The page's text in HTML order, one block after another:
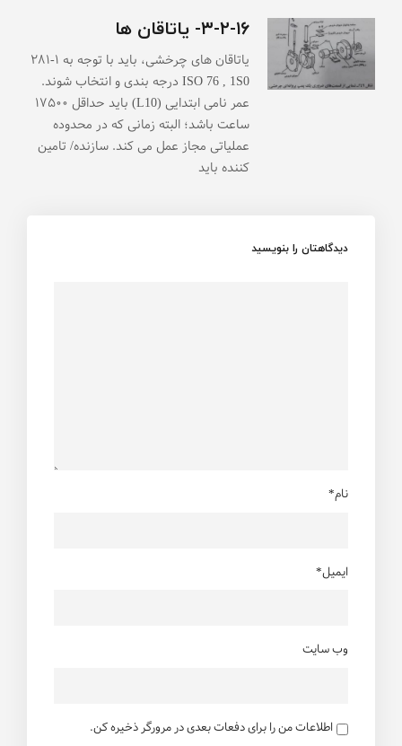
۳-۲-۱۶- یاتاقان ها
یاتاقان های چرخشی، باید با توجه به ۱-۲۸۱
ISO 76 , 1S0 درجه بندی و انتخاب شوند.
عمر نامی ابتدایی (L10) باید حداقل ۱۷۵۰۰
ساعت باشد؛ البته زمانی که در محدوده
عملیاتی مجاز عمل می کند. سازنده/ تامین
کننده باید
دیدگاهتان را بنویسید
نام*
ایمیل*
وب سایت
اطلاعات من را برای دفعات بعدی در مرورگر ذخیره کن.